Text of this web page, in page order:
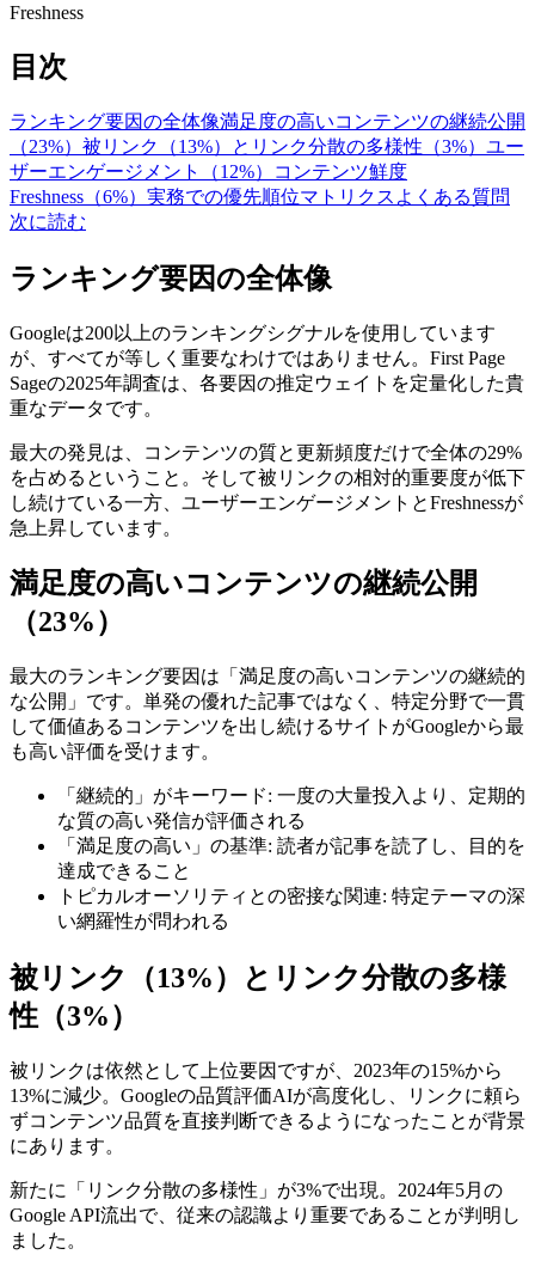
Freshness
目次
ランキング要因の全体像満足度の高いコンテンツの継続公開
（23%） 被リンク（13%）とリンク分散の多様性（3%） ユー
ザーエンゲージメント（12%）
コンテンツ鮮度
Freshness（6%） 実務での優先順位マトリクス よくある質問
次に読む
ランキング要因の全体像
Googleは200以上のランキングシグナルを使用しています
が、すべてが等しく重要なわけではありません。First Page
Sageの2025年調査は、各要因の推定ウェイトを定量化した貴
重なデータです。
最大の発見は、コンテンツの質と更新頻度だけで全体の29%
を占めるということ。そして被リンクの相対的重要度が低下
し続けている一方、ユーザーエンゲージメントとFreshnessが
急上昇しています。
満足度の高いコンテンツの継続公開
（23%）
最大のランキング要因は「満足度の高いコンテンツの継続的
な公開」です。単発の優れた記事ではなく、特定分野で一貫
して価値あるコンテンツを出し続けるサイトがGoogleから最
も高い評価を受けます。
「継続的」がキーワード: 一度の大量投入より、定期的
な質の高い発信が評価される
「満足度の高い」の基準: 読者が記事を読了し、目的を
達成できること
トピカルオーソリティとの密接な関連: 特定テーマの深
い網羅性が問われる
被リンク（13%）とリンク分散の多様
性（3%）
被リンクは依然として上位要因ですが、2023年の15%から
13%に減少。Googleの品質評価AIが高度化し、リンクに頼ら
ずコンテンツ品質を直接判断できるようになったことが背景
にあります。
新たに「リンク分散の多様性」が3%で出現。2024年5月の
Google API流出で、従来の認識より重要であることが判明し
ました。